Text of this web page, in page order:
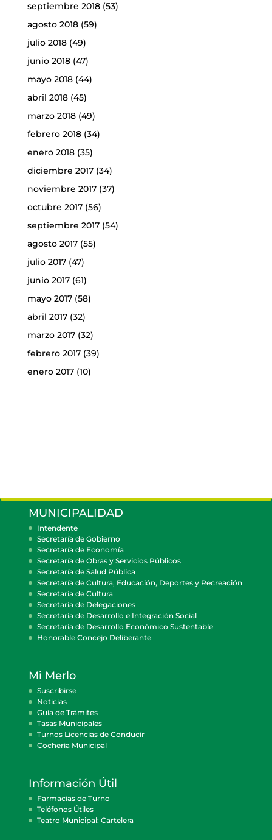
septiembre 2018(53)
agosto 2018(59)
julio 2018(49)
junio 2018(47)
mayo 2018(44)
abril 2018(45)
marzo 2018(49)
febrero 2018(34)
enero 2018(35)
diciembre 2017(34)
noviembre 2017(37)
octubre 2017(56)
septiembre 2017(54)
agosto 2017(55)
julio 2017(47)
junio 2017(61)
mayo 2017(58)
abril 2017(32)
marzo 2017(32)
febrero 2017(39)
enero 2017(10)
MUNICIPALIDAD
Intendente
Secretaría de Gobierno
Secretaría de Economía
Secretaría de Obras y Servicios Públicos
Secretaría de Salud Pública
Secretaría de Cultura, Educación, Deportes y Recreación
Secretaría de Cultura
Secretaría de Delegaciones
Secretaría de Desarrollo e Integración Social
Secretaría de Desarrollo Económico Sustentable
Honorable Concejo Deliberante
Mi Merlo
Suscribirse
Noticias
Guía de Trámites
Tasas Municipales
Turnos Licencias de Conducir
Cocheria Municipal
Información Útil
Farmacias de Turno
Teléfonos Útiles
Teatro Municipal: Cartelera